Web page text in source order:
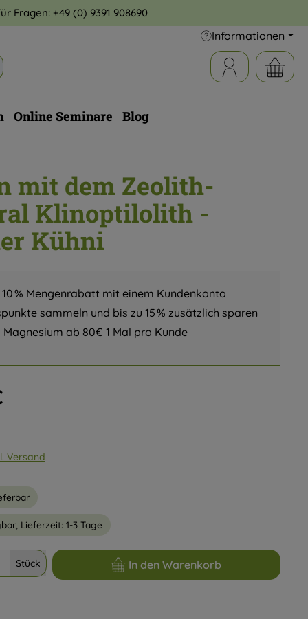
Fragen: +49 (0) 9391 908690
Informationen
Online Seminare Blog
mit dem Zeolith-
Klinoptilolith -
Kühni
10 % Mengenrabatt mit einem Kundenkonto
sammeln und bis zu 15 % zusätzlich sparen
Magnesium ab 80€ 1 Mal pro Kunde
Versand
Lieferzeit: 1-3 Tage
Gib den gewünschten Wert ein oder benutze die Schaltflächen
Stück In den Warenkorb